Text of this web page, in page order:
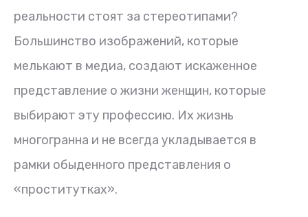
реальности стоят за стереотипами?
Большинство изображений, которые
мелькают в медиа, создают искаженное
представление о жизни женщин, которые
выбирают эту профессию. Их жизнь
многогранна и не всегда укладывается в
рамки обыденного представления о
«проститутках».